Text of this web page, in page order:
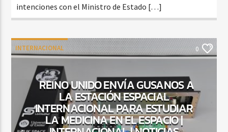
intenciones con el Ministro de Estado […]
INTERNACIONAL 0
REINO UNIDO ENVÍA GUSANOS A
LA ESTACIÓN ESPACIAL
INTERNACIONAL PARA ESTUDIAR
LA MEDICINA EN EL ESPACIO |